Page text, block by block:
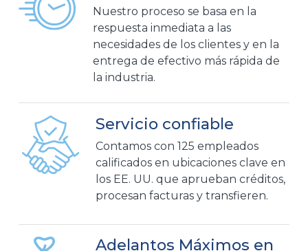
Nuestro proceso se basa en la
respuesta inmediata a las
necesidades de los clientes y en la
entrega de efectivo más rápida de
la industria.
Servicio confiable
Contamos con 125 empleados
calificados en ubicaciones clave en
los EE. UU. que aprueban créditos,
procesan facturas y transfieren.
Adelantos Máximos en